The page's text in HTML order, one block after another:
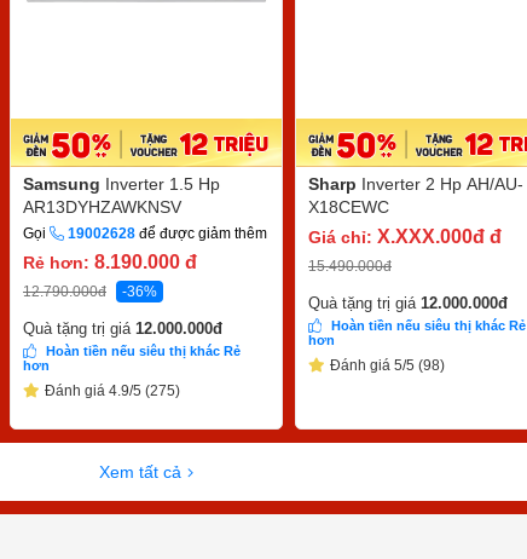
Samsung Inverter 1.5 Hp
AR13DYHZAWKNSV
Gọi 19002628 để được giảm thêm
Rẻ hơn: 8.190.000 đ
12.790.000đ -36%
Quà tặng trị giá 12.000.000đ
Hoàn tiền nếu siêu thị khác Rẻ
hơn
Đánh giá 4.9/5 (275)
Sharp Inverter 2 Hp AH/AU-
X18CEWC
Giá chỉ: X.XXX.000đ đ
15.490.000đ
Quà tặng trị giá 12.000.000đ
Hoàn tiền nếu siêu thị khác Rẻ
hơn
Đánh giá 5/5 (98)
Xem tất cả